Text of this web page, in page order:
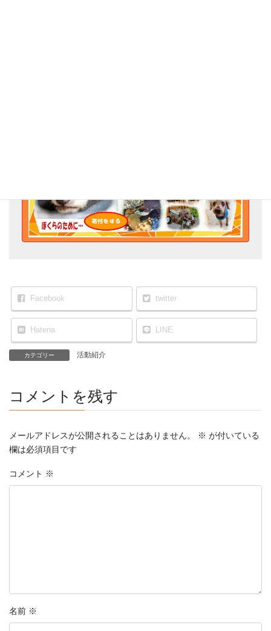
Facebook twitter
Hatena LINE
カテゴリー 活動紹介
コメントを残す
メールアドレスが公開されることはありません。 ※ が付いている
欄は必須項目です
コメント ※
名前 ※